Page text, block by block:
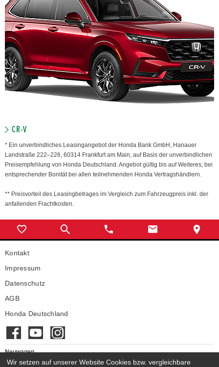
CR-V
* Ein unverbindliches Leasingangebot der Honda Bank GmbH, Hanauer
Landstraße 222–226, 60314 Frankfurt am Main, auf Basis der unverbindlichen
Preisempfehlung von Honda Deutschland. Angebot gültig bis auf Weiteres; bei
entsprechender Bonität bei allen teilnehmenden Honda Vertragshändlern.
** Preisvorteil des Leasingbetrages im Vergleich zum Fahrzeugpreis inkl. der
anfallenden Frachtkosten.
Kontakt
Impressum
Datenschutz
AGB
Honda Deutschland
Neuwagen
Honda Neuwagen
Wir setzen auf unserer Website Cookies bzw. vergleichbare